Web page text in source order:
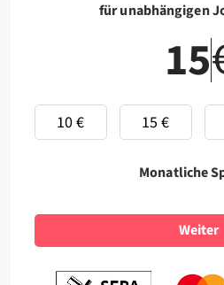
für unabhängigen
10 € 15 €
Monatliche
Weiter